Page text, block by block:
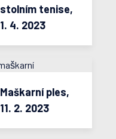
stolním tenise,
1. 4. 2023
Maškarní ples,
11. 2. 2023